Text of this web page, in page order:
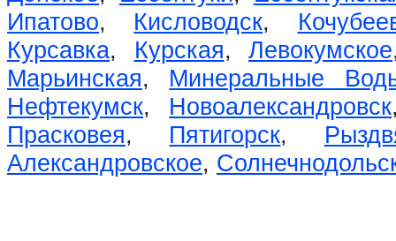
Ипатово, Кисловодск,
Курсавка, Курская, Левокумское
Марьинская, Минеральные
Нефтекумск, Новоалександровск
Прасковея, Пятигорск,
Александровское,